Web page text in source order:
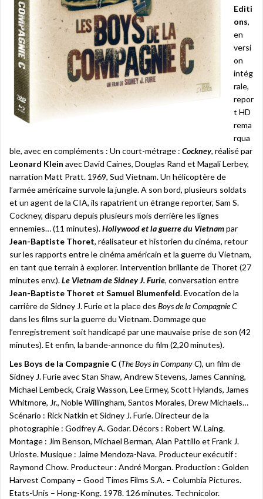
Editi
ons,
en
versi
on
intég
rale,
repor
t HD
rema
rqua
ble, avec en compléments : Un court-métrage : Cockney, réalisé par
Leonard Klein avec David Caines, Douglas Rand et Magali Lerbey,
narration Matt Pratt. 1969, Sud Vietnam. Un hélicoptère de
l’armée américaine survole la jungle. A son bord, plusieurs soldats
et un agent de la CIA, ils rapatrient un étrange reporter, Sam S.
Cockney, disparu depuis plusieurs mois derrière les lignes
ennemies… (11 minutes).Hollywood et la guerre du Vietnampar
Jean-Baptiste Thoret, réalisateur et historien du cinéma, retour
sur les rapports entre le cinéma américain et la guerre du Vietnam,
en tant que terrain à explorer. Intervention brillante de Thoret (27
minutes env.).Le Vietnam de Sidney J. Furie, conversation entre
Jean-Baptiste Thoret et Samuel Blumenfeld. Evocation de la
carrière de Sidney J. Furie et la place des Boys de la Compagnie C
dans les films sur la guerre du Vietnam. Dommage que
l’enregistrement soit handicapé par une mauvaise prise de son (42
minutes). Et enfin, la bande-annonce du film (2,20 minutes).
Les Boys de la Compagnie C(The Boys in Company C), un film de
Sidney J. Furie avec Stan Shaw, Andrew Stevens, James Canning,
Michael Lembeck, Craig Wasson, Lee Ermey, Scott Hylands, James
Whitmore, Jr., Noble Willingham, Santos Morales, Drew Michaels…
Scénario : Rick Natkin et Sidney J. Furie. Directeur de la
photographie : Godfrey A. Godar. Décors : Robert W. Laing.
Montage : Jim Benson, Michael Berman, Alan Pattillo et Frank J.
Urioste. Musique : Jaime Mendoza-Nava. Producteur exécutif :
Raymond Chow. Producteur : André Morgan. Production : Golden
Harvest Company – Good Times Films S.A. – Columbia Pictures.
Etats-Unis – Hong-Kong. 1978. 126 minutes. Technicolor.